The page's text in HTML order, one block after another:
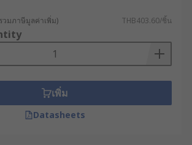
Label Roll) : สำหรับสินค้าคุณภาพ
ที่ต้องอยู่ในสภาวะแวดล้อมรุนแรง
ผลิตอาหารแช่แข็ง หรือพื้นที่เปียก
ลือกสติ๊กเกอร์ม้วน
เหมาะกับความ
วมภาษีมูลค่าเพิ่ม) THB403.60/ชิ้น
เพิ่ม
Datasheets